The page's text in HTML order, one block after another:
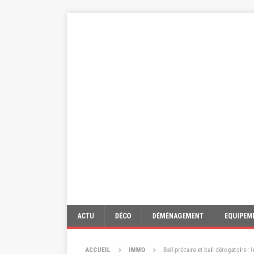
ACTU DÉCO DÉMÉNAGEMENT
ACCUEIL IMMO Bail précaire et bail dérogatoire :